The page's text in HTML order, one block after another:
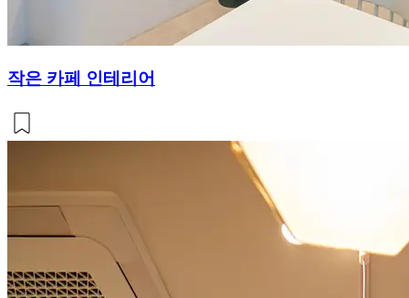
작은 카페 인테리어